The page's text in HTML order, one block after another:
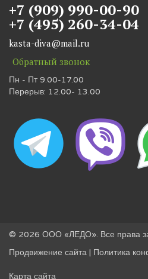
+7 (909) 990-00-90
+7 (495) 260-34-04
kasta-diva@mail.ru
Обратный звонок
Пн - Пт 9.00-17.00
Перерыв: 12.00- 13.00
© 2026 ООО «ЛЕДО». Все права
Продвижение сайта | Политика
Карта сайта